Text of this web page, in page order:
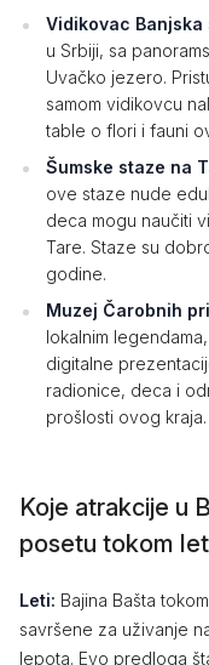
Vidikovac Banjska
u Srbiji, sa
Uvačko jezero.
samom vidikovcu
table o flori i fauni
Šumske staze na
ove staze nude
deca mogu naučiti
Tare. Staze su
godine.
Muzej Čarobnih
lokalnim
digitalne
radionice, deca i
prošlosti ovog kraja.
Koje atrakcije u
posetu tokom
Leti: Bajina Bašta
savršene za uživanje
lepota. Evo predloga